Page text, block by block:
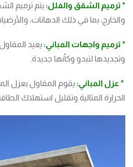
* ترميم الشقق والفلل: يتم ترميم
والخارج، بما في ذلك الدهانات،
* ترميم واجهات المباني: يعيد
وتجديدها لتبدو وكأنها جديدة.
* عزل المباني: يقوم المقاول بعزل
الحرارة المثالية وتقليل استهلاك